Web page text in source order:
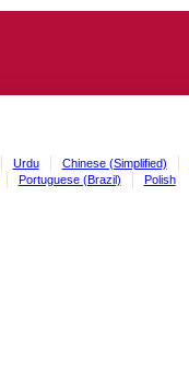
Urdu Chinese (Simplified)
Portuguese (Brazil) Polish